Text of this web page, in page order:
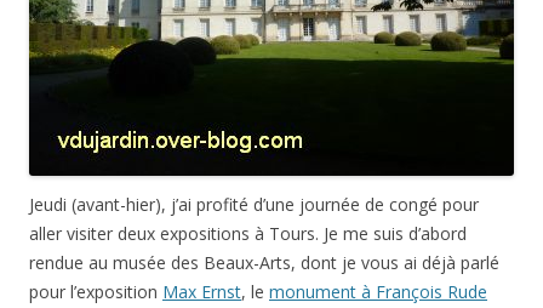
Jeudi (avant-hier), j’ai profité d’une journée de congé pour
aller visiter deux expositions à Tours. Je me suis d’abord
rendue au musée des Beaux-Arts, dont je vous ai déjà parlé
pour l’exposition Max Ernst, le monument à François Rude